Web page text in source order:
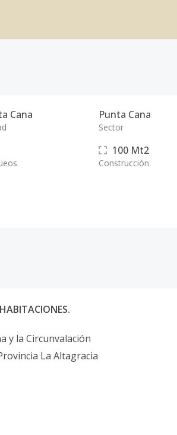
Cana Punta Cana
Sector
100 Mt2
Construcción
y la Circunvalación
La Altagracia